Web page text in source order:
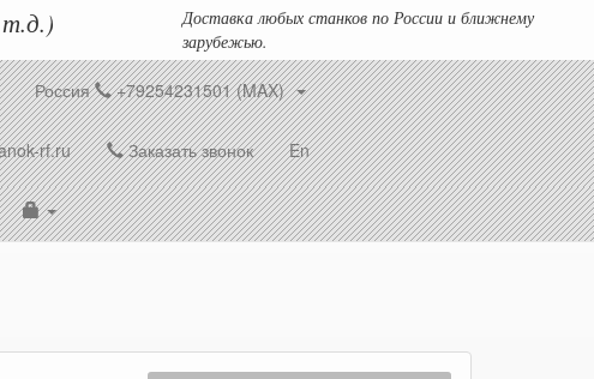
Доставка любых станков по России и ближнему
зарубежью.
Россия +79254231501 (MAX)
rf.ru Заказать звонок En